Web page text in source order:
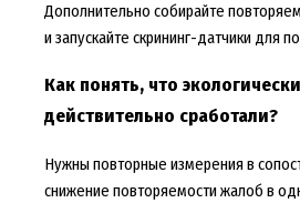
Дополнительно собирайте
и запускайте скрининг-датчики для
Как понять, что
действительно сработали?
Нужны повторные измерения в
снижение повторяемости жалоб в